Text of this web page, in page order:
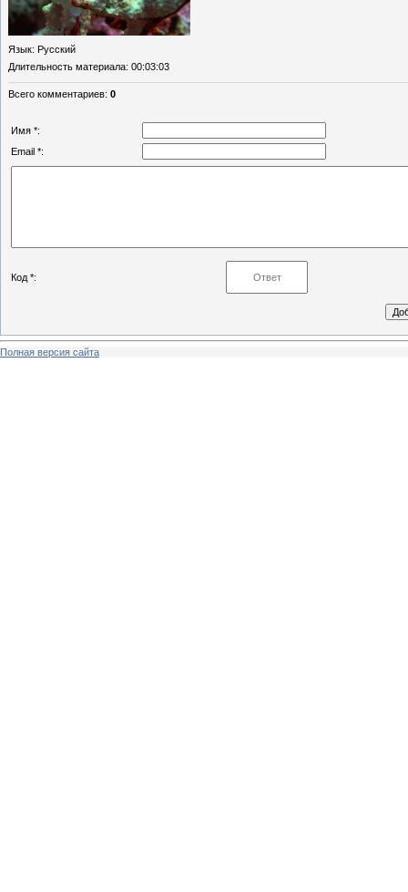
Язык: Русский
Длительность материала: 00:03:03
Всего комментариев: 0
Имя *:
Email *:
Код *:
Полная версия сайта